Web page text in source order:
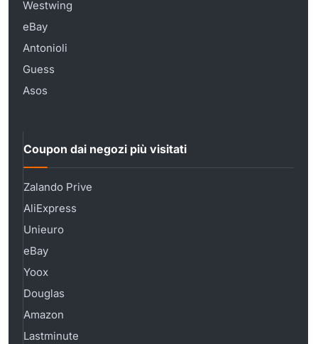
Westwing
eBay
Antonioli
Guess
Asos
Coupon dai negozi più visitati
Zalando Prive
AliExpress
Unieuro
eBay
Yoox
Douglas
Amazon
Lastminute